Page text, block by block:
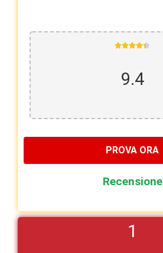

9.4
PROVA ORA
Recensione
1